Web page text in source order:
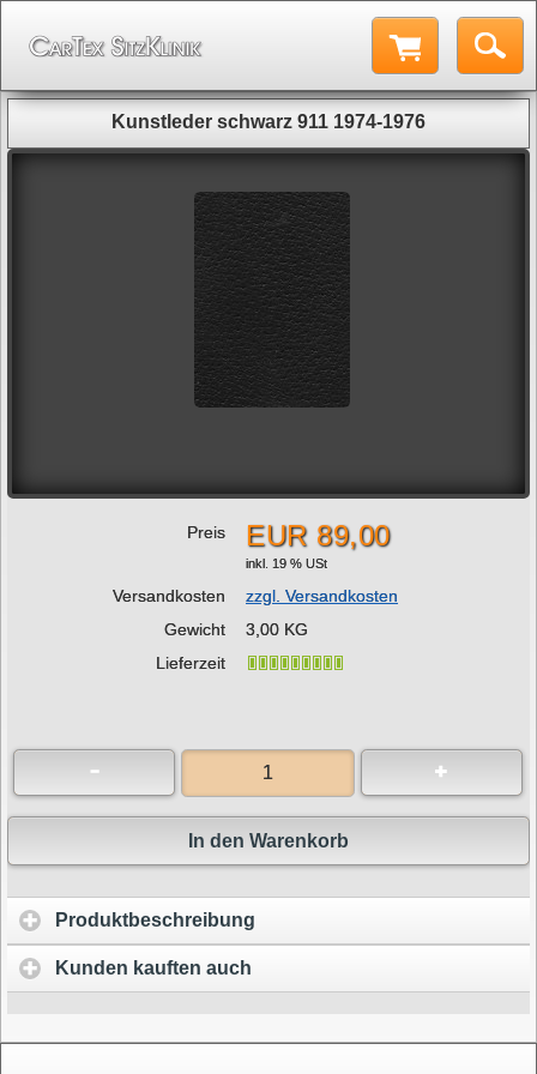
Kunstleder schwarz 911 1974-1976
Preis EUR 89,00
inkl. 19 % USt
Versandkosten
zzgl. Versandkosten
Gewicht
3,00 KG
Lieferzeit
In den Warenkorb
Produktbeschreibung
Kunden kauften auch